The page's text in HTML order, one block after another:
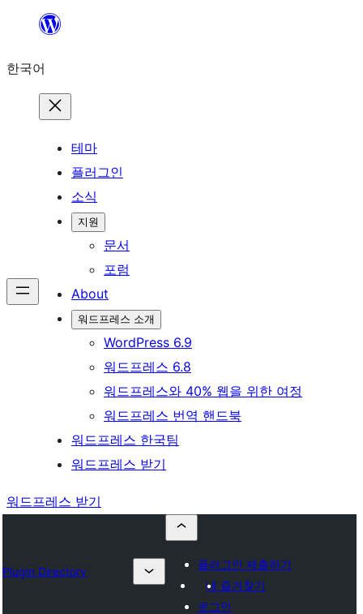
츠
한국어
테마
플러그인
소식
지원
문서
포럼
About
워드프레스 소개
WordPress 6.9
워드프레스 6.8
워드프레스와 40% 웹을 위한 여정
워드프레스 번역 핸드북
워드프레스 한국팀
워드프레스 받기
워드프레스 받기
Plugin Directory
플러그인 제출하기
내 즐겨찾기
로그인